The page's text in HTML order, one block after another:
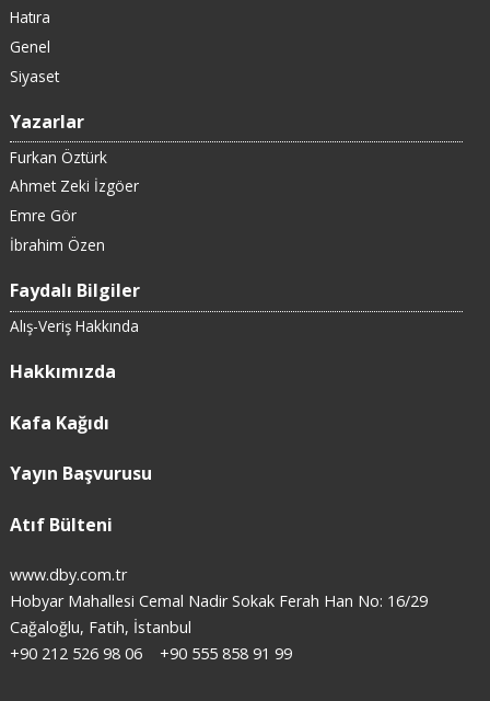
Hatıra
Genel
Siyaset
Yazarlar
Furkan Öztürk
Ahmet Zeki İzgöer
Emre Gör
İbrahim Özen
Faydalı Bilgiler
Alış-Veriş Hakkında
Hakkımızda
Kafa Kağıdı
Yayın Başvurusu
Atıf Bülteni
www.dby.com.tr
Hobyar Mahallesi Cemal Nadir Sokak Ferah Han No: 16/29
Cağaloğlu, Fatih, İstanbul
+90 212 526 98 06
+90 555 858 91 99